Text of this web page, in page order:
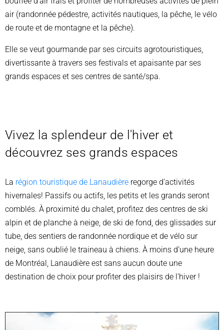
air (randonnée pédestre, activités nautiques, la pêche, le vélo
de route et de montagne et la pêche).
Elle se veut gourmande par ses circuits agrotouristiques,
divertissante à travers ses festivals et apaisante par ses
grands espaces et ses centres de santé/spa.
Vivez la splendeur de l'hiver et
découvrez ses grands espaces
La région touristique de Lanaudière regorge d’activités
hivernales! Passifs ou actifs, les petits et les grands seront
comblés. À proximité du chalet, profitez des centres de ski
alpin et de planche à neige, de ski de fond, des glissades sur
tube, des sentiers de randonnée nordique et de vélo sur
neige, sans oublié le traineau à chiens. À moins d’une heure
de Montréal, Lanaudière est sans aucun doute une
destination de choix pour profiter des plaisirs de l’hiver !